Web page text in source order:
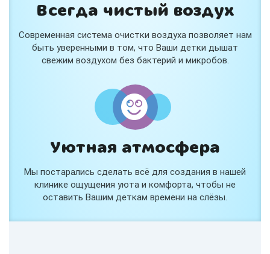
Всегда чистый воздух
Современная система очистки воздуха позволяет нам
быть уверенными в том, что Ваши детки дышат
свежим воздухом без бактерий и микробов.
Уютная атмосфера
Мы постарались сделать всё для создания в нашей
клинике ощущения уюта и комфорта, чтобы не
оставить Вашим деткам времени на слёзы.